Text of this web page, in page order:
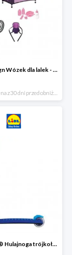
Bayer Design Wózek dla lalek - megazestaw
*najniższa cena z 30 dni przed obniżką
PLAYTIVE® Hulajnoga trójkołowa Tri Scooter z diodami LED